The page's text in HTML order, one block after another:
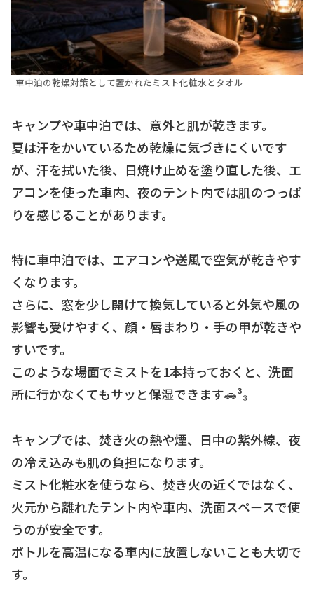
車中泊の乾燥対策として置かれたミスト化粧水とタオル
キャンプや車中泊では、意外と肌が乾きます。
夏は汗をかいているため乾燥に気づきにくいです
が、汗を拭いた後、日焼け止めを塗り直した後、エ
アコンを使った車内、夜のテント内では肌のつっぱ
りを感じることがあります。
特に車中泊では、エアコンや送風で空気が乾きやす
くなります。
さらに、窓を少し開けて換気していると外気や風の
影響も受けやすく、顔・唇まわり・手の甲が乾きや
すいです。
このような場面でミストを1本持っておくと、洗面
所に行かなくてもサッと保湿できます🚗³₃
キャンプでは、焚き火の熱や煙、日中の紫外線、夜
の冷え込みも肌の負担になります。
ミスト化粧水を使うなら、焚き火の近くではなく、
火元から離れたテント内や車内、洗面スペースで使
うのが安全です。
ボトルを高温になる車内に放置しないことも大切で
す。